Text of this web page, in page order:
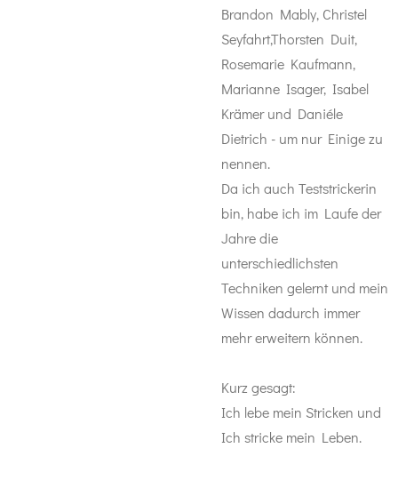
Brandon Mably, Christel
Seyfahrt,Thorsten Duit,
Rosemarie Kaufmann,
Marianne Isager, Isabel
Krämer und Daniéle
Dietrich - um nur Einige zu
nennen.
Da ich auch Teststrickerin
bin, habe ich im Laufe der
Jahre die
unterschiedlichsten
Techniken gelernt und mein
Wissen dadurch immer
mehr erweitern können.
Kurz gesagt:
Ich lebe mein Stricken und
Ich stricke mein Leben.